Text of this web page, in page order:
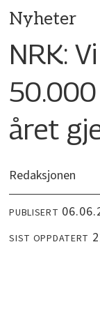
Nyheter
NRK:
året
Redaksjonen
PUBLISERT
SIST OPPDATERT